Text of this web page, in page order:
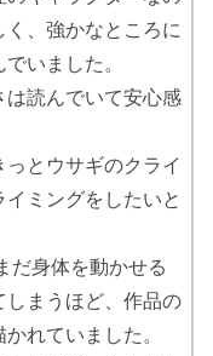
、強かなところに
いました。
は読んでいて安心感
とウサギのクライ
ミングをしたいと
だ身体を動かせる
まうほど、作品の
れていました。